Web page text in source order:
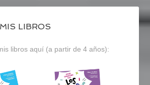
LIBROS
libros aquí (a partir de 4 años):